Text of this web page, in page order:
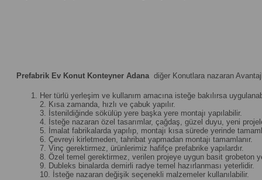
Prefabrik Ev Konut Konteyner Adana diğer Konutlara nazaran
Her türlü yerleşim ve kullanım amacına isteğe bakılırsa
2. Kısa zamanda, hızlı ve çabuk yapılır.
3. İstenildiğinde sökülüp yere başka yere montajı yapılabilir.
4. İsteğe nazaran özel tasarımlar, çağdaş, güzel duyu, yeni
5. İmalat fabrikalarda yapılıp, montajı kısa sürede yerinde
6. Çevreyi kirletmeden, tahribat yapmadan montajı tamamlanır.
7. Vinç gerektirmez, ürünlerimiz hafifçe prefabrike yapılardır.
8. Özel temel gerektirmez, verilen projeye uygun basit grobeton
9. Dubleks binalarda demirli radye temel hazırlanması yeterlidir.
10. İsteğe nazaran değişik seçenekli malzemeler kullanılabilir.